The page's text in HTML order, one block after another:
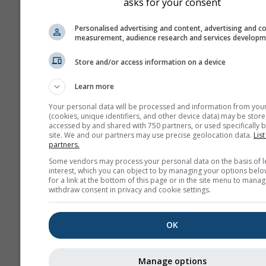
pour Ko Samet
Recevez gratuitement les
avertissements
L'inscription à meteoMail est
Abonnez-vous à la
Personalised advertising and content, advertising and
measurement, audience research and services
Store and/or access information on a device
Learn more
Your personal data will be processed and information from
(cookies, unique identifiers, and other device data) may be
accessed by and shared with 750 partners, or used specifically
site. We and our partners may use precise geolocation data.
partners.
Some vendors may process your personal data on the basis of
interest, which you can object to by managing your options
for a link at the bottom of this page or in the site menu to
withdraw consent in privacy and cookie settings.
OK
Manage options